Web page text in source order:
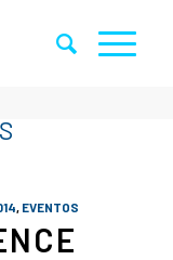
, EVENTOS